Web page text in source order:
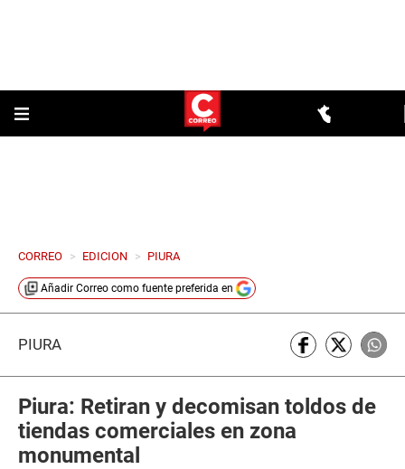
CORREO > EDICION > PIURA
Añadir Correo como fuente preferida en
PIURA
Piura: Retiran y decomisan toldos de
tiendas comerciales en zona
monumental